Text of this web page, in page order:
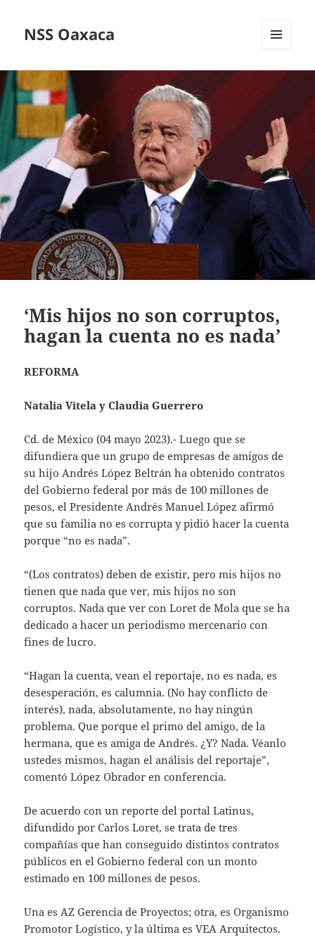
NSS Oaxaca
‘Mis hijos no son corruptos,
hagan la cuenta no es nada’
REFORMA
Natalia Vitela y Claudia Guerrero
Cd. de México (04 mayo 2023).- Luego que se
difundiera que un grupo de empresas de amigos de
su hijo Andrés López Beltrán ha obtenido contratos
del Gobierno federal por más de 100 millones de
pesos, el Presidente Andrés Manuel López afirmó
que su familia no es corrupta y pidió hacer la cuenta
porque “no es nada”.
“(Los contratos) deben de existir, pero mis hijos no
tienen que nada que ver, mis hijos no son
corruptos. Nada que ver con Loret de Mola que se ha
dedicado a hacer un periodismo mercenario con
fines de lucro.
“Hagan la cuenta, vean el reportaje, no es nada, es
desesperación, es calumnia. (No hay conflicto de
interés), nada, absolutamente, no hay ningún
problema. Que porque el primo del amigo, de la
hermana, que es amiga de Andrés. ¿Y? Nada. Véanlo
ustedes mismos, hagan el análisis del reportaje”,
comentó López Obrador en conferencia.
De acuerdo con un reporte del portal Latinus,
difundido por Carlos Loret, se trata de tres
compañías que han conseguido distintos contratos
públicos en el Gobierno federal con un monto
estimado en 100 millones de pesos.
Una es AZ Gerencia de Proyectos; otra, es Organismo
Promotor Logístico, y la última es VEA Arquitectos.